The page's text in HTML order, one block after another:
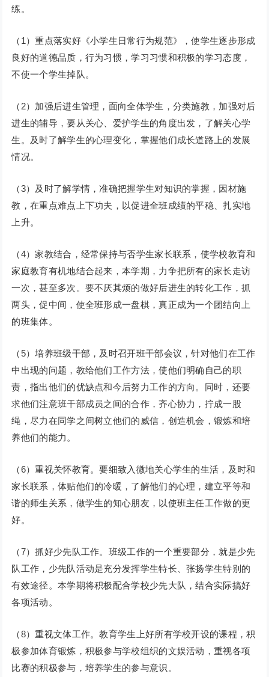
练。
（1）重点落实好《小学生日常行为规范》，使学生逐步形成
良好的道德品质，行为习惯，学习习惯和积极的学习态度，
不使一个学生掉队。
（2）加强后进生管理，面向全体学生，分类施教，加强对后
进生的辅导，要从关心、爱护学生的角度出发，了解关心学
生。及时了解学生的心理变化，掌握他们成长道路上的发展
情况。
（3）及时了解学情，准确把握学生对知识的掌握，因材施
教，在重点难点上下功夫，以促进全班成绩的平稳、扎实地
上升。
（4）家教结合，经常保持与否学生家长联系，使学校教育和
家庭教育有机地结合起来，本学期，力争把所有的家长走访
一次，甚至多次。要不厌其烦的做好后进生的转化工作，抓
两头，促中间，使全班形成一盘棋，真正成为一个团结向上
的班集体。
（5）培养班级干部，及时召开班干部会议，针对他们在工作
中出现的问题，教给他们工作方法，使他们明确自己的职
责，指出他们的优缺点和今后努力工作的方向。同时，还要
求他们注意班干部成员之间的合作，齐心协力，拧成一股
绳，尽力在同学之间树立他们的威信，创造机会，锻炼和培
养他们的能力。
（6）重视关怀教育。要细致入微地关心学生的生活，及时和
家长联系，体贴他们的冷暖，了解他们的心理，建立平等和
谐的师生关系，做学生的知心朋友，以使班主任工作做的更
好。
（7）抓好少先队工作。班级工作的一个重要部分，就是少先
队工作，少先队活动是充分发挥学生特长、张扬学生特别的
有效途径。本学期将积极配合学校少先大队，结合实际搞好
各项活动。
（8）重视文体工作。教育学生上好所有学校开设的课程，积
极参加体育锻炼，积极参与学校组织的文娱活动，重视各项
比赛的积极参与，培养学生的参与意识。